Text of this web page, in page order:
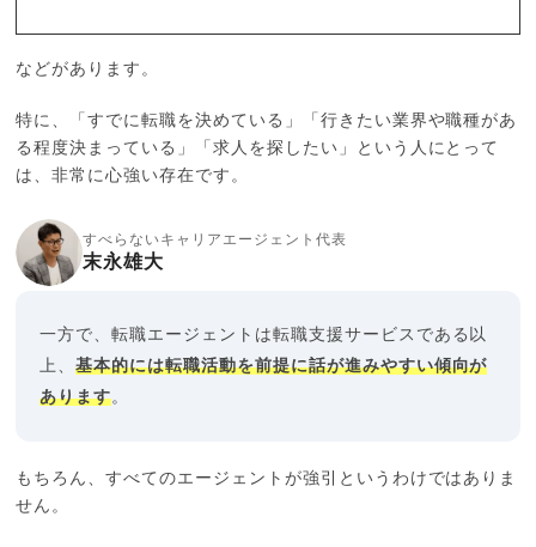
などがあります。
特に、「すでに転職を決めている」「行きたい業界や職種があ
る程度決まっている」「求人を探したい」という人にとって
は、非常に心強い存在です。
すべらないキャリアエージェント代表
末永雄大
一方で、転職エージェントは転職支援サービスである以
上、基本的には転職活動を前提に話が進みやすい傾向が
あります。
もちろん、すべてのエージェントが強引というわけではありま
せん。